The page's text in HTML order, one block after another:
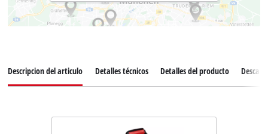
Descripcion del articulo Detalles técnicos Detalles del producto